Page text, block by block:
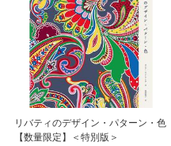
リバティのデザイン・パターン・色
【数量限定】＜特別版＞